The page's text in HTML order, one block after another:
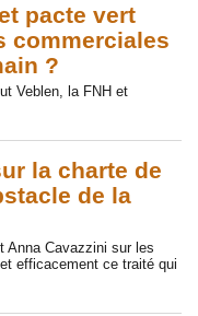
pacte vert
commerciales
?
Veblen, la FNH et
la charte de
de la
Anna Cavazzini sur les
efficacement ce traité qui